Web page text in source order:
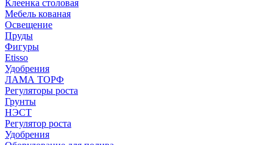
Клеенка столовая
Мебель кованая
Освещение
Пруды
Фигуры
Etisso
Удобрения
ЛАМА ТОРФ
Регуляторы роста
Грунты
НЭСТ
Регулятор роста
Удобрения